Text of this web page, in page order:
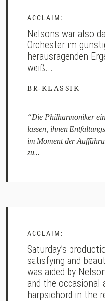
ACCLAIM:
Nelsons war also
Orchester im
herausragenden
weiß...
BR-KLASSIK
“Die Philharmoniker
lassen, ihnen
im Moment der
zu...
ACCLAIM:
Saturday’s
satisfying and
was aided by
and the occasional
harpsichord in the